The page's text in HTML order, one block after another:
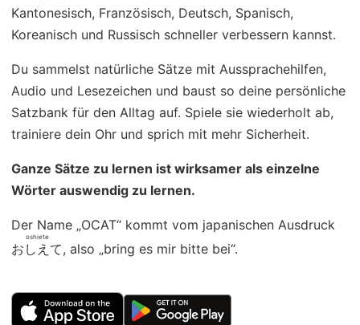
Kantonesisch, Französisch, Deutsch, Spanisch,
Koreanisch und Russisch schneller verbessern kannst.
Du sammelst natürliche Sätze mit Aussprachehilfen,
Audio und Lesezeichen und baust so deine persönliche
Satzbank für den Alltag auf. Spiele sie wiederholt ab,
trainiere dein Ohr und sprich mit mehr Sicherheit.
Ganze Sätze zu lernen ist wirksamer als einzelne
Wörter auswendig zu lernen.
Der Name „OCAT“ kommt vom japanischen Ausdruck
おしえて
oshiete
, also „bring es mir bitte bei“.